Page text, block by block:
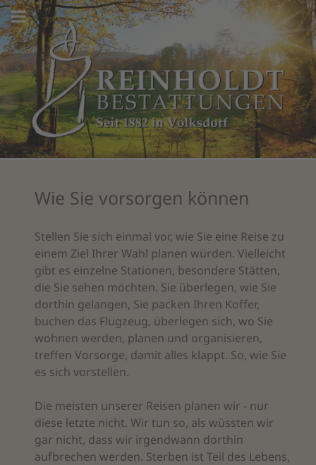
Wie Sie vorsorgen können
Stellen Sie sich einmal vor, wie Sie eine Reise zu
einem Ziel Ihrer Wahl planen würden. Vielleicht
gibt es einzelne Stationen, besondere Stätten,
die Sie sehen möchten. Sie überlegen, wie Sie
dorthin gelangen, Sie packen Ihren Koffer,
buchen das Flugzeug, überlegen sich, wo Sie
wohnen werden, planen und organisieren,
treffen Vorsorge, damit alles klappt. So, wie Sie
es sich vorstellen.
Die meisten unserer Reisen planen wir - nur
diese letzte nicht. Wir tun so, als wüssten wir
gar nicht, dass wir irgendwann dorthin
aufbrechen werden. Sterben ist Teil des Lebens,